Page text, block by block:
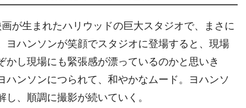
が生まれたハリウッドの巨大スタジオで、まさに
ヨハンソンが笑顔でスタジオに登場すると、現場
かし現場にも緊張感が漂っているのかと思いき
ンソンにつられて、和やかなムード。ヨハンソ
、順調に撮影が続いていく。